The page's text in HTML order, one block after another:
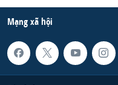
Mạng xã hội